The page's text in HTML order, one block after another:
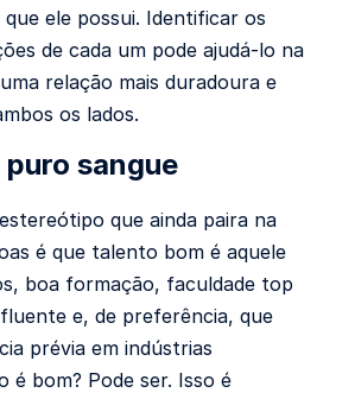
que ele possui. Identificar os
de cada um pode ajudá-lo na
relação mais duradoura e
os lados.
puro sangue
que ainda paira na
é que talento bom é aquele
boa formação, faculdade top
e, de preferência, que
prévia em indústrias
é bom? Pode ser. Isso é